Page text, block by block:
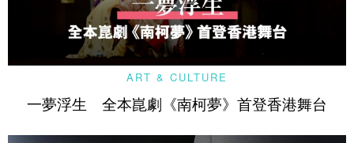
ART & CULTURE
一夢浮生 全本崑劇《南柯夢》首登香港舞台